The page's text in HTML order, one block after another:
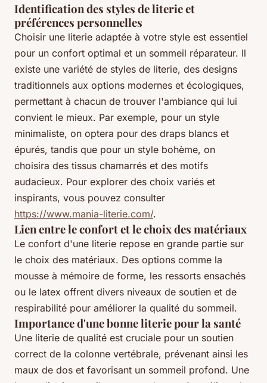
Identification des styles de literie et
préférences personnelles
Choisir une literie adaptée à votre style est essentiel
pour un confort optimal et un sommeil réparateur. Il
existe une variété de styles de literie, des designs
traditionnels aux options modernes et écologiques,
permettant à chacun de trouver l'ambiance qui lui
convient le mieux. Par exemple, pour un style
minimaliste, on optera pour des draps blancs et
épurés, tandis que pour un style bohème, on
choisira des tissus chamarrés et des motifs
audacieux. Pour explorer des choix variés et
inspirants, vous pouvez consulter
https://www.mania-literie.com/.
Lien entre le confort et le choix des matériaux
Le confort d'une literie repose en grande partie sur
le choix des matériaux. Des options comme la
mousse à mémoire de forme, les ressorts ensachés
ou le latex offrent divers niveaux de soutien et de
respirabilité pour améliorer la qualité du sommeil.
Importance d'une bonne literie pour la santé
Une literie de qualité est cruciale pour un soutien
correct de la colonne vertébrale, prévenant ainsi les
maux de dos et favorisant un sommeil profond. Une